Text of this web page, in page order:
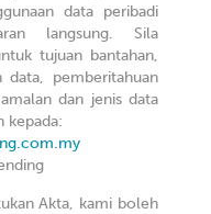
data peribadi
langsung. Sila
tujuan bantahan,
data, pemberitahuan
dan jenis data
kepada:
Akta, kami boleh